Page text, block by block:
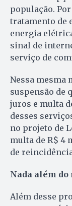
população.
tratamento de
energia
sinal de
serviço de
Nessa mesma
suspensão de
juros e multa
desses
no projeto de
multa de R$ 4
de
Nada além do
Além desse